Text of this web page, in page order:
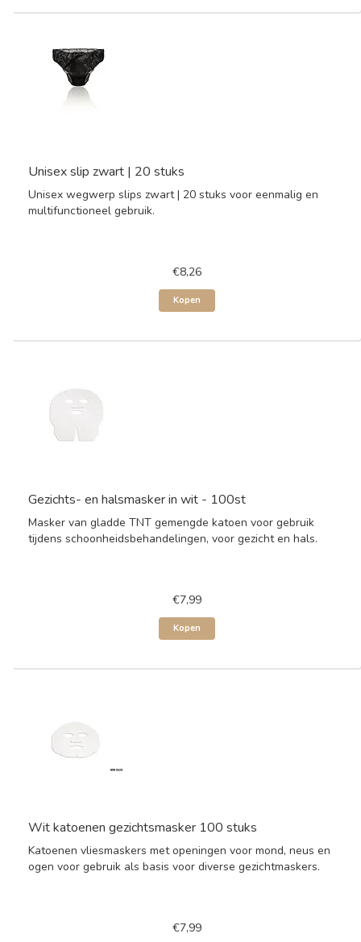
Unisex slip zwart | 20 stuks
Unisex wegwerp slips zwart | 20 stuks voor eenmalig en
multifunctioneel gebruik.
€8,26
Kopen
Gezichts- en halsmasker in wit - 100st
Masker van gladde TNT gemengde katoen voor gebruik
tijdens schoonheidsbehandelingen, voor gezicht en hals.
€7,99
Kopen
Wit katoenen gezichtsmasker 100 stuks
Katoenen vliesmaskers met openingen voor mond, neus en
ogen voor gebruik als basis voor diverse gezichtmaskers.
€7,99